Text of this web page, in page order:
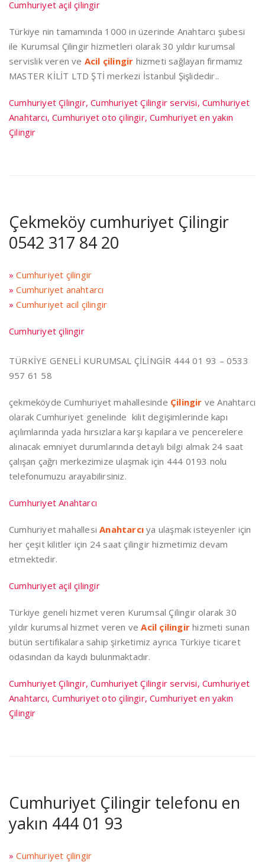
Cumhuriyet açil çilingir
Türkiye nin tamamında 1000 in üzerinde Anahtarcı şubesi
ile Kurumsal Çilingir hizmetleri olarak 30 yıldır kurumsal
servislik veren ve Acil çilingir hizmeti sağlayan firmamız
MASTER KİLİT LTD ŞTİ merkezi İstanbul Şişlidedir..
Cumhuriyet Çilingir, Cumhuriyet Çilingir servisi, Cumhuriyet
Anahtarcı, Cumhuriyet oto çilingir, Cumhuriyet en yakın
Çilingir
Çekmeköy cumhuriyet Çilingir
0542 317 84 20
» Cumhuriyet çilingir
» Cumhuriyet anahtarcı
» Cumhuriyet acil çilingir
Cumhuriyet çilingir
TÜRKİYE GENELİ KURUMSAL ÇİLİNGİR 444 01 93 – 0533
957 61 58
çekmeköyde Cumhuriyet mahallesinde Çilingir ve Anahtarcı
olarak Cumhuriyet genelinde kilit degişimlerinde kapı
açılımlarında yada hırsızlara karşı kapılara ve pencerelere
alınacak emniyet durumlarında detaylı bilgi almak 24 saat
çalışan çağrı merkezimize ulaşmak için 444 0193 nolu
telefonumuzu arayabilirsiniz.
Cumhuriyet Anahtarcı
Cumhuriyet mahallesiAnahtarcı ya ulaşmak isteyenler için
her çeşit kilitler için 24 saat çilingir hizmetimiz devam
etmektedir.
Cumhuriyet açil çilingir
Türkiye geneli hizmet veren Kurumsal Çilingir olarak 30
yıldır kurumsal hizmet veren veAcil çilingirhizmeti sunan
bütün sertifikalara sahip şirketimiz ayrıca Türkiye ticaret
odasından da kaydı bulunmaktadır.
Cumhuriyet Çilingir, Cumhuriyet Çilingir servisi, Cumhuriyet
Anahtarcı, Cumhuriyet oto çilingir, Cumhuriyet en yakın
Çilingir
Cumhuriyet Çilingir telefonu en
yakın 444 01 93
» Cumhuriyet çilingir